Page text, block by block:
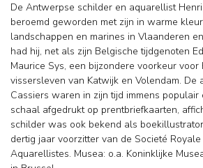
De Antwerpse schilder en aquarellist
beroemd geworden met zijn in warme
landschappen en marines in Vlaanderen
had hij, net als zijn Belgische tijdgenoten
Maurice Sys, een bijzondere voorkeur
vissersleven van Katwijk en Volendam. De
Cassiers waren in zijn tijd immens
schaal afgedrukt op prentbriefkaarten,
schilder was ook bekend als
dertig jaar voorzitter van de Societé
Aquarellistes. Musea: o.a. Koninklijke Musea voor Schone Kunsten